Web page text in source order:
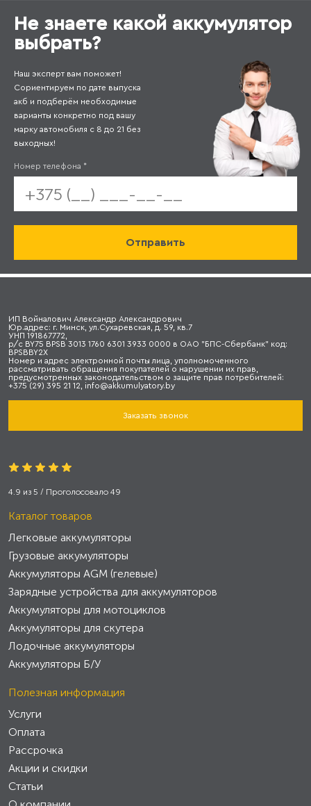
Не знаете какой аккумулятор
выбрать?
Наш эксперт вам поможет!
Сориентируем по дате выпуска
акб и подберём необходимые
варианты конкретно под вашу
марку автомобиля с 8 до 21 без
выходных!
Номер телефона *
ИП Войналович Александр Александрович
Юр.адрес: г. Минск, ул.Сухаревская, д. 59, кв.7
УНП 191867772,
р/с BY75 BPSB 3013 1760 6301 3933 0000 в ОАО "БПС-Сбербанк" код:
BPSBBY2X
Номер и адрес электронной почты лица, уполномоченного
рассматривать обращения покупателей о нарушении их прав,
предусмотренных законодательством о защите прав потребителей:
+375 (29) 395 21 12, info@akkumulyatory.by
Заказать звонок
4.9 из 5 / Проголосовало 49
Каталог товаров
Легковые аккумуляторы
Грузовые аккумуляторы
Аккумуляторы AGM (гелевые)
Зарядные устройства для аккумуляторов
Аккумуляторы для мотоциклов
Аккумуляторы для скутера
Лодочные аккумуляторы
Аккумуляторы Б/У
Полезная информация
Услуги
Оплата
Рассрочка
Акции и скидки
Статьи